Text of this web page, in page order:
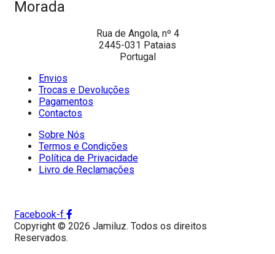
Morada
Rua de Angola, nº 4
2445-031 Pataias
Portugal
Envios
Trocas e Devoluções
Pagamentos
Contactos
Sobre Nós
Termos e Condições
Política de Privacidade
Livro de Reclamações
Facebook-f
Copyright © 2026 Jamiluz. Todos os direitos
Reservados.